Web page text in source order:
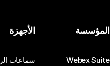
المؤسسة
Webex Suite
الأجهزة
سماعات